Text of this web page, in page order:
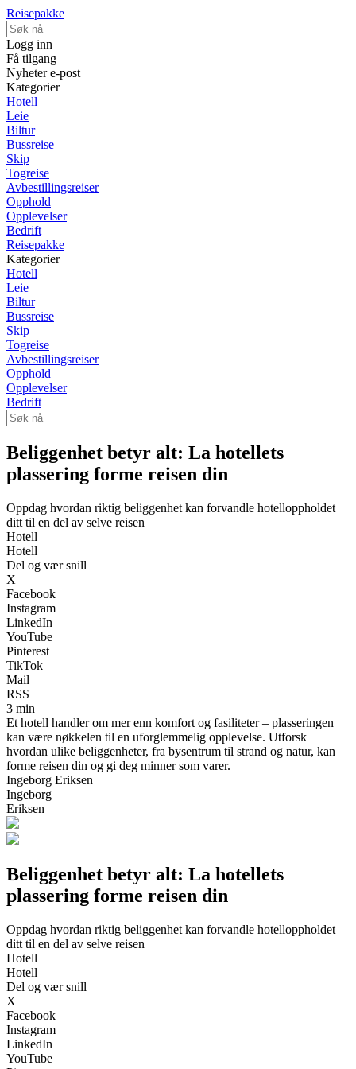
Reisepakke
Logg inn
Få tilgang
Nyheter e-post
Kategorier
Hotell
Leie
Biltur
Bussreise
Skip
Togreise
Avbestillingsreiser
Opphold
Opplevelser
Bedrift
Reisepakke
Kategorier
Hotell
Leie
Biltur
Bussreise
Skip
Togreise
Avbestillingsreiser
Opphold
Opplevelser
Bedrift
Beliggenhet betyr alt: La hotellets
plassering forme reisen din
Oppdag hvordan riktig beliggenhet kan forvandle hotelloppholdet
ditt til en del av selve reisen
Hotell
Hotell
Del og vær snill
X
Facebook
Instagram
LinkedIn
YouTube
Pinterest
TikTok
Mail
RSS
3 min
Et hotell handler om mer enn komfort og fasiliteter – plasseringen
kan være nøkkelen til en uforglemmelig opplevelse. Utforsk
hvordan ulike beliggenheter, fra bysentrum til strand og natur, kan
forme reisen din og gi deg minner som varer.
Ingeborg Eriksen
Ingeborg
Eriksen
Beliggenhet betyr alt: La hotellets
plassering forme reisen din
Oppdag hvordan riktig beliggenhet kan forvandle hotelloppholdet
ditt til en del av selve reisen
Hotell
Hotell
Del og vær snill
X
Facebook
Instagram
LinkedIn
YouTube